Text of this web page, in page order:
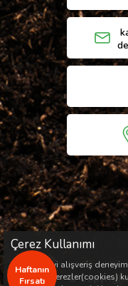
Haftanın
Fırsatı
© Copyright
Çerez Kullanımı
Sizlere en iyi alışveriş
sitemizde çerezler(cookies)